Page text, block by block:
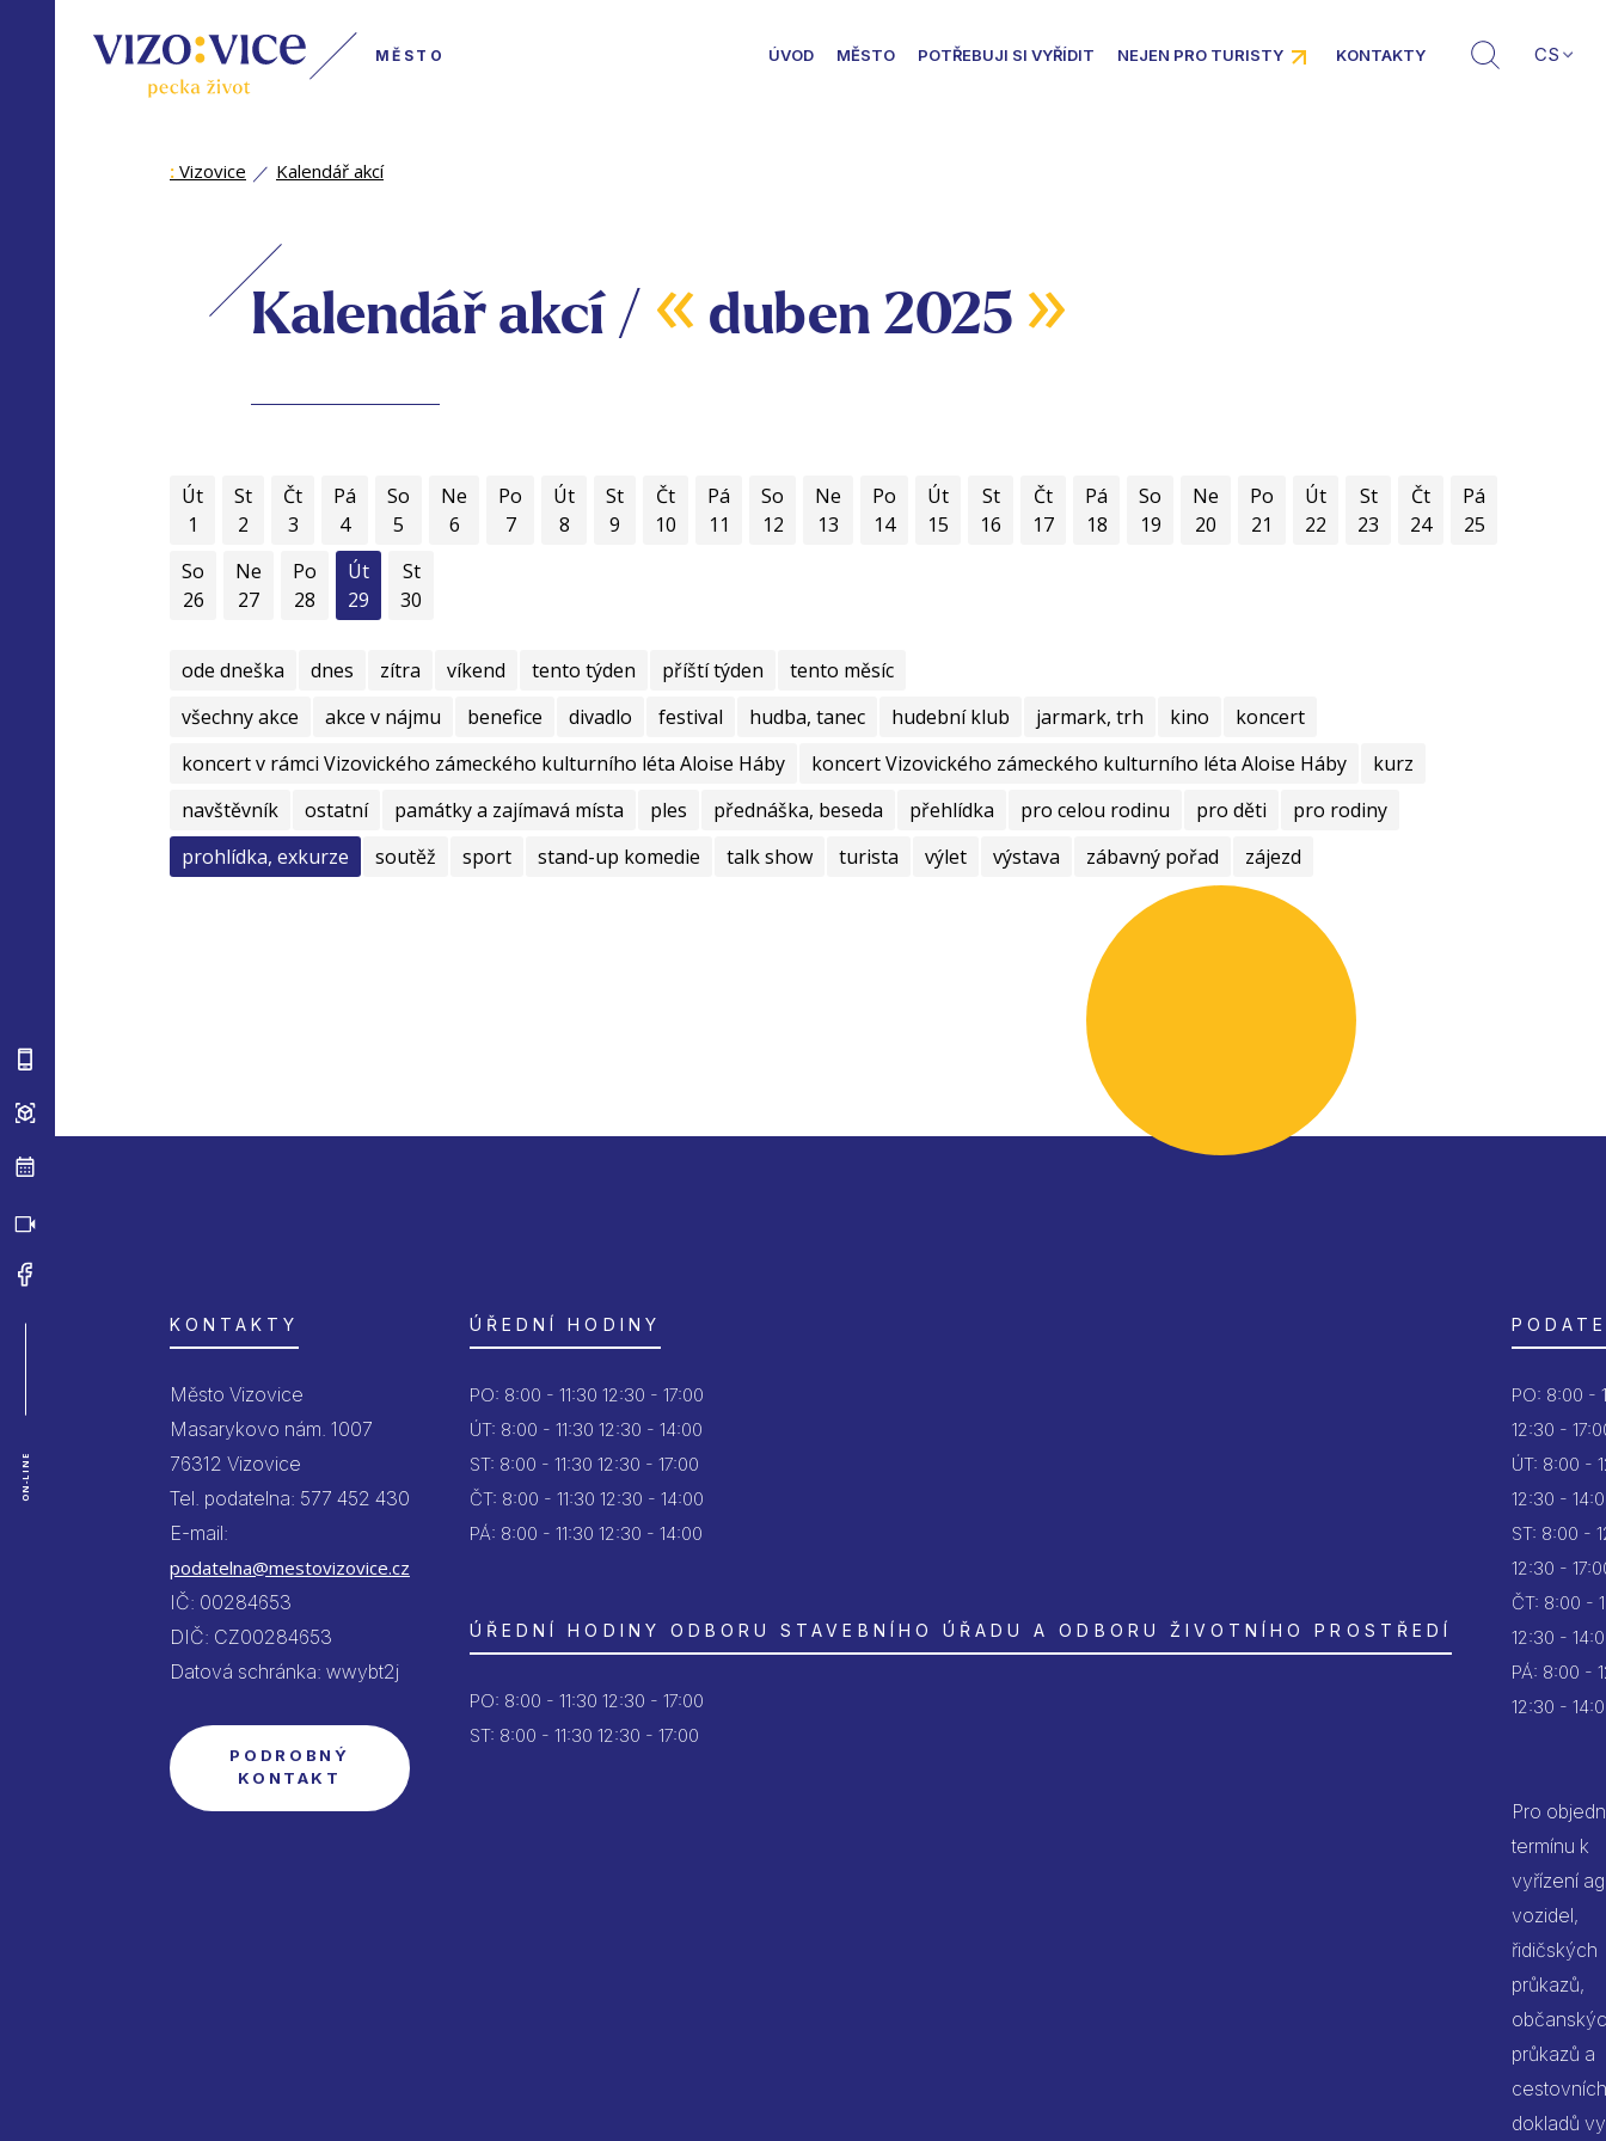
MĚSTO ÚVOD MĚSTO POTŘEBUJI SI VYŘÍDIT NEJEN PRO TURISTY KONTAKTY CS
ON-LINE
: Vizovice Kalendář akcí
Kalendář akcí / « duben 2025 »
Út
1
St
2
Čt
3
Pá
4
So
5
Ne
6
Po
7
Út
8
St
9
Čt
10
Pá
11
So
12
Ne
13
Po
14
Út
15
St
16
Čt
17
Pá
18
So
19
Ne
20
Po
21
Út
22
St
23
Čt
24
Pá
25
So
26
Ne
27
Po
28
Út
29
St
30
ode dneška dnes zítra víkend tento týden příští týden
tento měsíc
všechny akce
akce v nájmu benefice divadlo festival hudba, tanec hudební klub jarmark, trh kino
koncert
koncert v rámci Vizovického zámeckého kulturního léta Aloise Háby
koncert Vizovického zámeckého kulturního léta Aloise Háby
kurz
navštěvník
ostatní památky a zajímavá místa ples přednáška, beseda přehlídka pro celou rodinu pro děti
pro rodiny
prohlídka, exkurze
soutěž sport stand-up komedie talk show turista výlet výstava zábavný pořad zájezd
KONTAKTY
Město Vizovice
Masarykovo nám. 1007
76312 Vizovice
Tel. podatelna: 577 452 430
E-mail:
podatelna@mestovizovice.cz
IČ: 00284653
DIČ: CZ00284653
Datová schránka: wwybt2j
PODROBNÝ
KONTAKT
ÚŘEDNÍ HODINY
PO: 8:00 - 11:30 12:30 - 17:00
ÚT: 8:00 - 11:30 12:30 - 14:00
ST: 8:00 - 11:30 12:30 - 17:00
ČT: 8:00 - 11:30 12:30 - 14:00
PÁ: 8:00 - 11:30 12:30 - 14:00
ÚŘEDNÍ HODINY ODBORU STAVEBNÍHO ÚŘADU A ODBORU ŽIVOTNÍHO PROSTŘEDÍ
PO: 8:00 - 11:30 12:30 - 17:00
ST: 8:00 - 11:30 12:30 - 17:00
PO: 8:00 -
12:30 -
ÚT: 8:00 -
12:30 -
ST: 8:00 -
12:30 -
ČT: 8:00 -
12:30 -
PÁ: 8:00 -
12:30 -
Pro
termínu k
vyřízení
vozidel,
řidičských
průkazů,
průkazů a
cestovních
dokladů